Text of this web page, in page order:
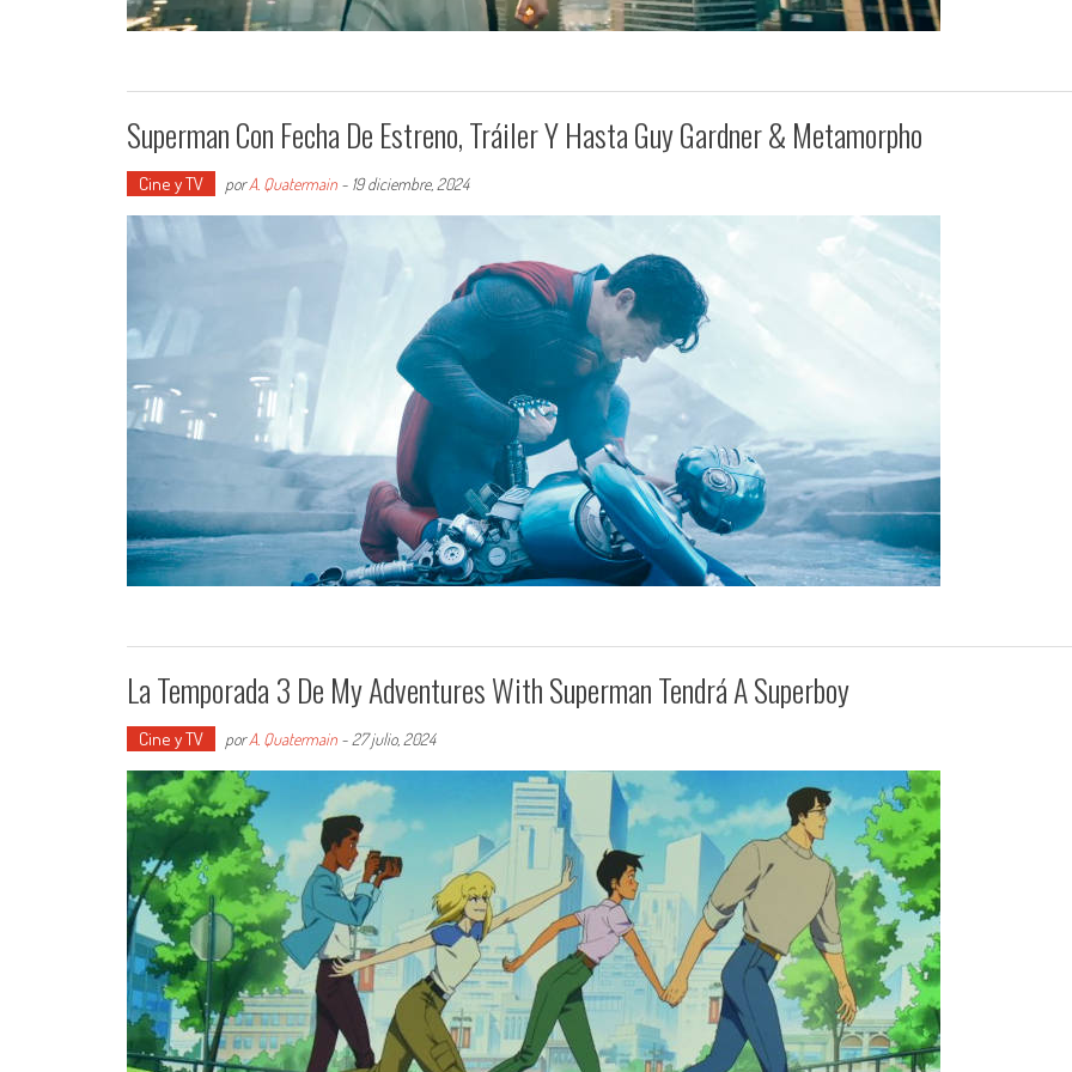
Superman Con Fecha De Estreno, Tráiler Y Hasta Guy Gardner & Metamorpho
Cine y TV porA. Quatermain - 19 diciembre, 2024
La Temporada 3 De My Adventures With Superman Tendrá A Superboy
Cine y TV porA. Quatermain - 27 julio, 2024